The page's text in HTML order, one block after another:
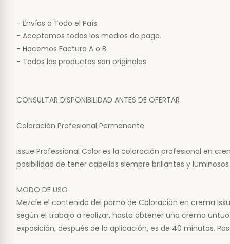
- Envíos a Todo el País.
- Aceptamos todos los medios de pago.
- Hacemos Factura A o B.
- Todos los productos son originales
CONSULTAR DISPONIBILIDAD ANTES DE OFERTAR
Coloración Profesional Permanente
Issue Professional Color es la coloración profesional en
posibilidad de tener cabellos siempre brillantes y
MODO DE USO
Mezcle el contenido del pomo de Coloración en crema
según el trabajo a realizar, hasta obtener una crema
exposición, después de la aplicación, es de 40 minutos.